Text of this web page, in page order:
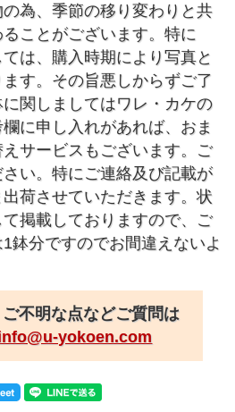
為、季節の移り変わりと共
ことがございます。特に
は、購入時期により写真と
す。その旨悪しからずご了
関しましてはワレ・カケの
に申し入れがあれば、おま
サービスもございます。ご
い。特にご連絡及び記載が
荷させていただきます。状
掲載しておりますので、ご
鉢分ですのでお間違えないよ
不明な点などご質問は
yokoen.com